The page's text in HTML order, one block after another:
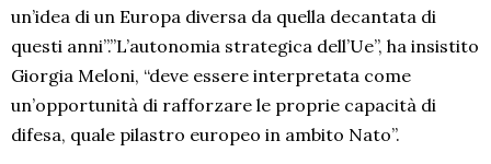
un’idea di un Europa diversa da quella decantata di
questi anni”.”L’autonomia strategica dell’Ue”, ha insistito
Giorgia Meloni, “deve essere interpretata come
un’opportunità di rafforzare le proprie capacità di
difesa, quale pilastro europeo in ambito Nato”.